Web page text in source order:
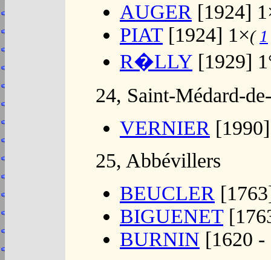
AUGER [1924]
PIAT[1924] 1×(1
R�LLY [1929]
24, Saint-Médard-
VERNIER
25, Abbévillers
BEUCLER
BIGUENET
BURNIN [1620 -